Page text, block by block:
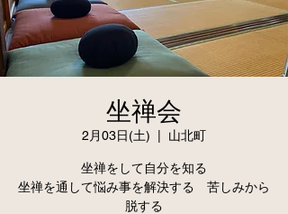
坐禅会
2月03日(土) 山北町
坐禅をして自分を知る
坐禅を通して悩み事を解決する 苦しみから
脱する